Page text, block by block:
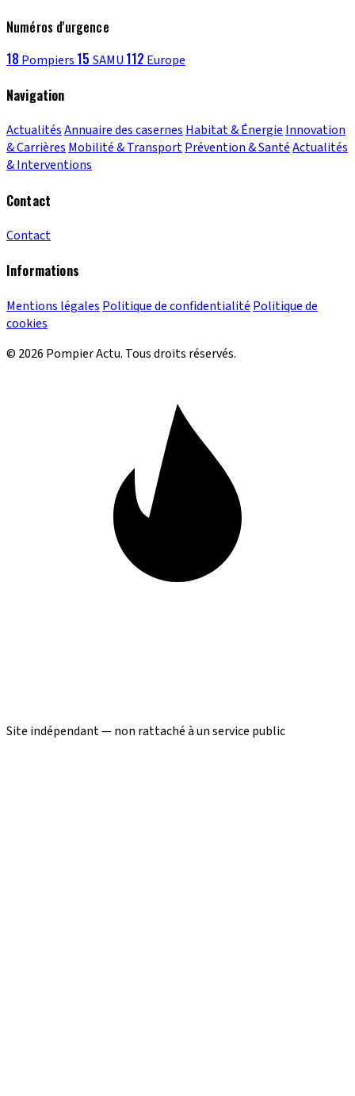
Numéros d'urgence
18 Pompiers 15 SAMU 112 Europe
Navigation
ActualitésAnnuaire des casernesHabitat & ÉnergieInnovation
& CarrièresMobilité & TransportPrévention & SantéActualités
& Interventions
Contact
Contact
Informations
Mentions légales Politique de confidentialité Politique de
cookies
© 2026 Pompier Actu. Tous droits réservés.
Site indépendant — non rattaché à un service public